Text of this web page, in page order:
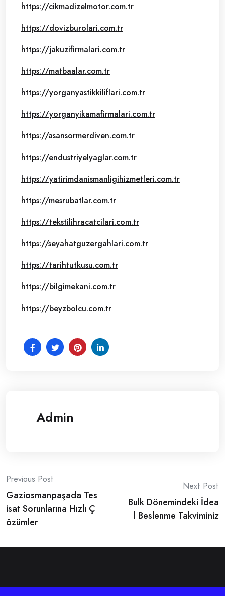
https://cikmadizelmotor.com.tr
https://dovizburolari.com.tr
https://jakuzifirmalari.com.tr
https://matbaalar.com.tr
https://yorganyastikkiliflari.com.tr
https://yorganyikamafirmalari.com.tr
https://asansormerdiven.com.tr
https://endustriyelyaglar.com.tr
https://yatirimdanismanligihizmetleri.com.tr
https://mesrubatlar.com.tr
https://tekstilihracatcilari.com.tr
https://seyahatguzergahlari.com.tr
https://tarihtutkusu.com.tr
https://bilgimekani.com.tr
https://beyzbolcu.com.tr
Admin
Post
navigation
Previous Post
Gaziosmanpaşada Tes
isat Sorunlarına Hızlı Ç
özümler
Next Post
Bulk Dönemindeki İdea
l Beslenme Takviminiz